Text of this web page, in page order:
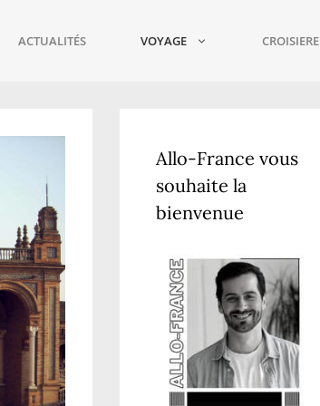
ACTUALITÉS VOYAGE CROISIERE
Allo-France vous
souhaite la
bienvenue